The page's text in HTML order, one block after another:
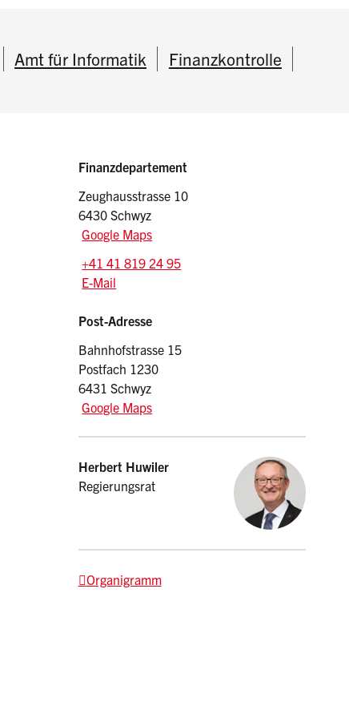
Amt für Informatik
Finanzkontrolle
Sidebar
Adressen
Finanzdepartement
Zeughausstrasse 10
6430 Schwyz
Google Maps
Tel.:
+41 41 819 24 95
E-Mail: fd
E-Mail
Post-Adresse
Bahnhofstrasse 15
Postfach 1230
6431 Schwyz
Google Maps
Herbert Huwiler
Regierungsrat
Organigramm
oder teilen: